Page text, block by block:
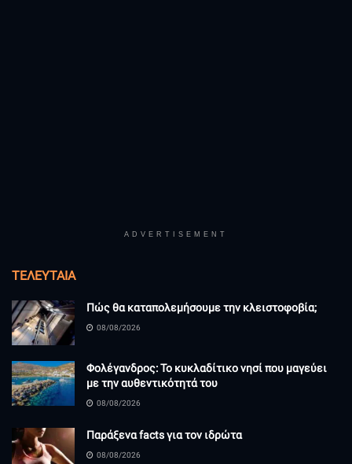
ADVERTISEMENT
ΤΕΛΕΥΤΑΊΑ
Πώς θα καταπολεμήσουμε την κλειστοφοβία;
08/08/2026
Φολέγανδρος: Το κυκλαδίτικο νησί που μαγεύει
με την αυθεντικότητά του
08/08/2026
Παράξενα facts για τον ιδρώτα
08/08/2026